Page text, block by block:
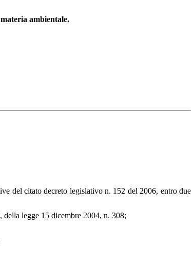
ambientale.
del citato decreto legislativo n. 152 del 2006, entro due
legge 15 dicembre 2004, n. 308;